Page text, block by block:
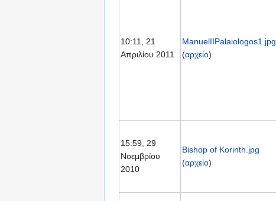
10:11, 21
Απριλίου 2011
ManuelIIPalaiologos1.jpg
(αρχείο)
15:59, 29
Νοεμβρίου
2010
Bishop of Korinth.jpg
(αρχείο)